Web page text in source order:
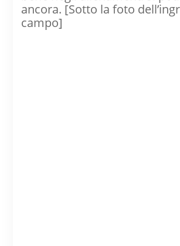
ancora. [Sotto la foto
campo]